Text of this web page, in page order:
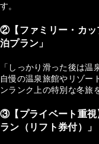
す。
②【ファミリー・カッ
泊プラン」
「しっかり滑った後は
自慢の温泉旅館やリゾー
ンランク上の特別な冬旅
③【プライベート重視
ラン（リフト券付）」